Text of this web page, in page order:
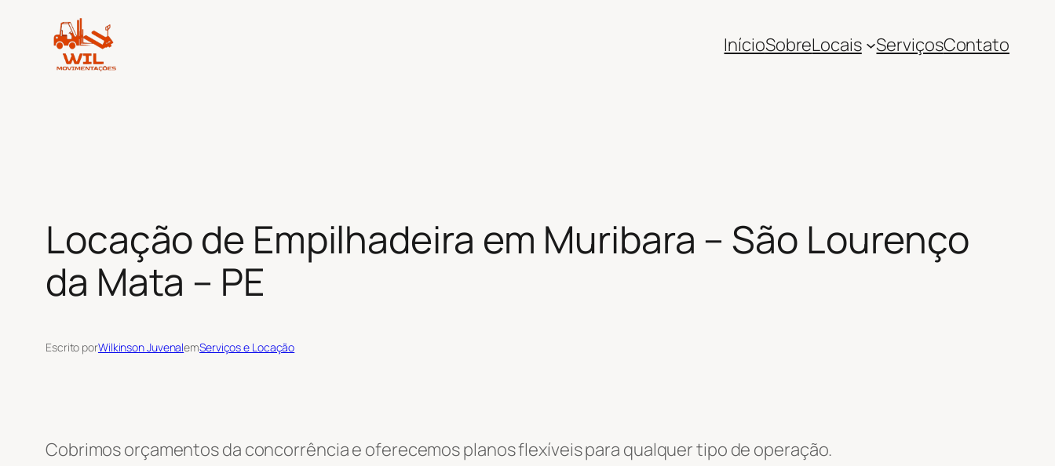
InícioSobreLocais ServiçosContato
Locação de Empilhadeira em Muribara – São Lourenço
da Mata – PE
Escrito porWilkinson JuvenalemServiços e Locação
Cobrimos orçamentos da concorrência e oferecemos planos flexíveis para qualquer tipo de operação.